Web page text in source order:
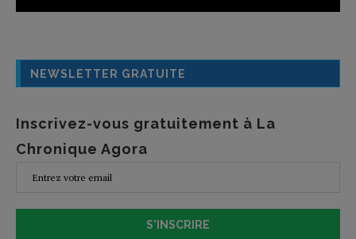
NEWSLETTER GRATUITE
Inscrivez-vous gratuitement à La
Chronique Agora
S'INSCRIRE